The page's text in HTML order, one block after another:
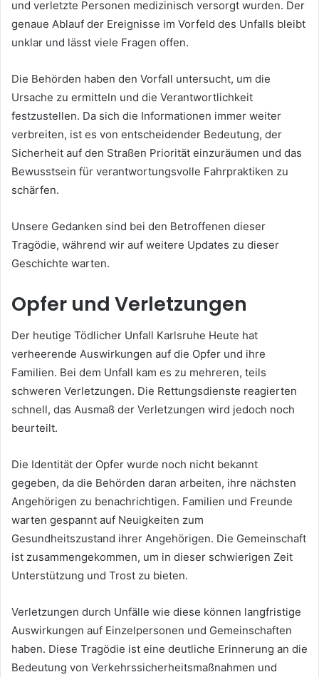
und verletzte Personen medizinisch versorgt wurden. Der
genaue Ablauf der Ereignisse im Vorfeld des Unfalls bleibt
unklar und lässt viele Fragen offen.
Die Behörden haben den Vorfall untersucht, um die
Ursache zu ermitteln und die Verantwortlichkeit
festzustellen. Da sich die Informationen immer weiter
verbreiten, ist es von entscheidender Bedeutung, der
Sicherheit auf den Straßen Priorität einzuräumen und das
Bewusstsein für verantwortungsvolle Fahrpraktiken zu
schärfen.
Unsere Gedanken sind bei den Betroffenen dieser
Tragödie, während wir auf weitere Updates zu dieser
Geschichte warten.
Opfer und Verletzungen
Der heutige Tödlicher Unfall Karlsruhe Heute hat
verheerende Auswirkungen auf die Opfer und ihre
Familien. Bei dem Unfall kam es zu mehreren, teils
schweren Verletzungen. Die Rettungsdienste reagierten
schnell, das Ausmaß der Verletzungen wird jedoch noch
beurteilt.
Die Identität der Opfer wurde noch nicht bekannt
gegeben, da die Behörden daran arbeiten, ihre nächsten
Angehörigen zu benachrichtigen. Familien und Freunde
warten gespannt auf Neuigkeiten zum
Gesundheitszustand ihrer Angehörigen. Die Gemeinschaft
ist zusammengekommen, um in dieser schwierigen Zeit
Unterstützung und Trost zu bieten.
Verletzungen durch Unfälle wie diese können langfristige
Auswirkungen auf Einzelpersonen und Gemeinschaften
haben. Diese Tragödie ist eine deutliche Erinnerung an die
Bedeutung von Verkehrssicherheitsmaßnahmen und